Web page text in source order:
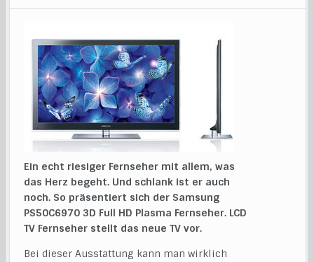
Ein echt riesiger Fernseher mit allem, was
das Herz begeht. Und schlank ist er auch
noch. So präsentiert sich der Samsung
PS50C6970 3D Full HD Plasma Fernseher. LCD
TV Fernseher stellt das neue TV vor.
Bei dieser Ausstattung kann man wirklich